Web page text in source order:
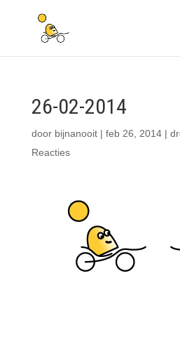
26-02-2014
door bijnanooit| feb 26, 2014|
Reacties